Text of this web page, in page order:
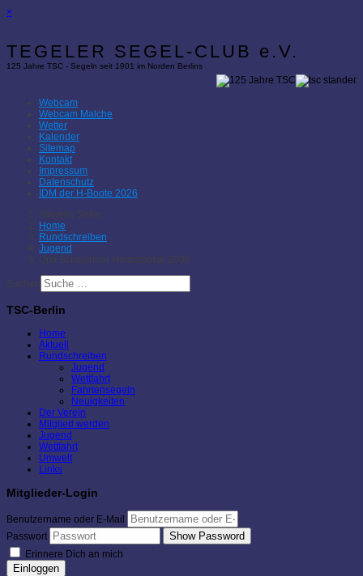
×
TEGELER SEGEL-CLUB e.V.
125 Jahre TSC - Segeln seit 1901 im Norden Berlins
Webcam
Webcam Malche
Wetter
Kalender
Sitemap
Kontakt
Impressum
Datenschutz
IDM der H-Boote 2026
Aktuelle Seite:
Home
Rundschreiben
Jugend
Opti Schweriner Herbstpokal 2009
Suchen
TSC-Berlin
Home
Aktuell
Rundschreiben
Jugend
Wettfahrt
Fahrtensegeln
Neuigkeiten
Der Verein
Mitglied werden
Jugend
Wettfahrt
Umwelt
Links
Mitglieder-Login
Benutzername oder E-Mail
Passwort
Show Password
Erinnere Dich an mich
Einloggen